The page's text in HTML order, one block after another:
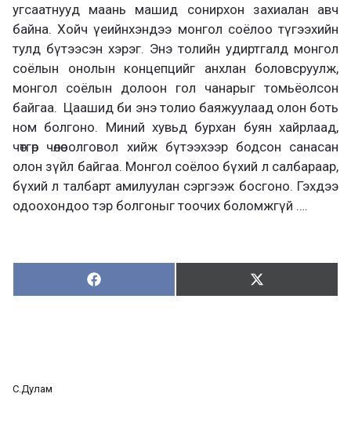
угсаатнууд маань машид сонирхон захиалан авч
байна. Хойч үеийнхэндээ монгол соёлоо түгээхийн
тулд бүтээсэн хэрэг. Энэ толийн удиртгалд монгол
соёлын онолын концепцийг анхлан боловсруулж,
монгол соёлын долоон гол чанарыг томьёолсон
байгаа. Цаашид би энэ толио баяжуулаад олон боть
ном болгоно. Миний хувьд бурхан буян хайрлаад,
чөтгөр чөлөө олговол хийж бүтээхээр бодсон санасан
олон зүйл байгаа. Монгол соёлоо бүхий л салбараар,
бүхий л талбарт амилуулан сэргээж босгоно. Гэхдээ
одоохондоо тэр болгоныг тоочих боломжгүй ….
Хуваалцах:
Х
у
Түгээх:
Т
ү
С.Дулам